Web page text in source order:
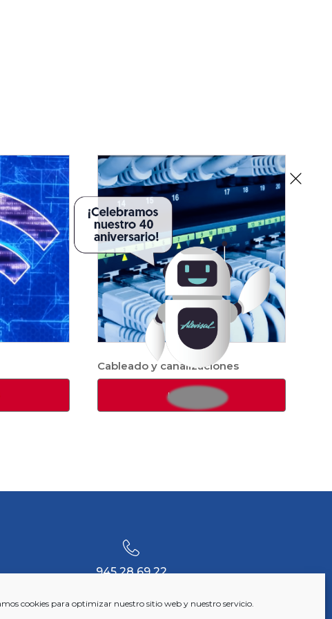
cookies para optimizar nuestro sitio web y nuestro servicio.
Cableado y canalizaciones
LEER MÁS
945 28 69 22